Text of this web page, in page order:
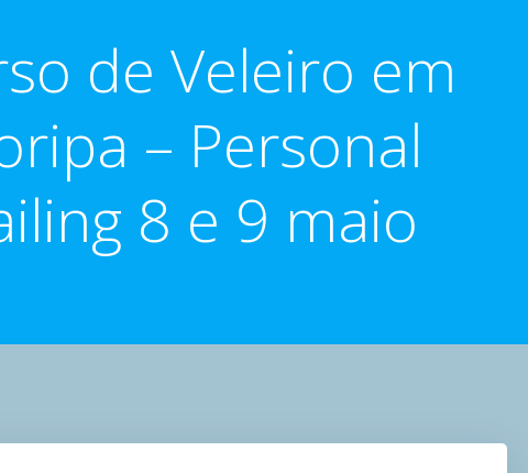
de Veleiro em
– Personal
8 e 9 maio